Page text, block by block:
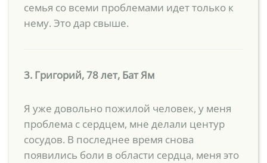
семья со всеми проблемами идет только к
нему. Это дар свыше.
3. Григорий, 78 лет, Бат Ям
Я уже довольно пожилой человек, у меня
проблема с сердцем, мне делали центур
сосудов. В последнее время снова
появились боли в области сердца, меня это